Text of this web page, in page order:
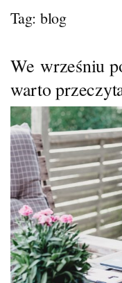
Tag: blog
We wrześniu
warto